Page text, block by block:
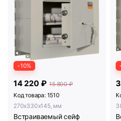
-10%
14 220 ₽ 15 800 ₽
Код товара: 1510
270x330x145, мм
Встраиваемый сейф